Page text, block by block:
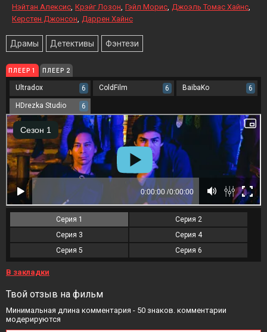
Нэйтан Алексис Крэйг Лозон Гэйл Морис Джоэль Томас Хайнс
Керстен Джонсон Даррен Хайнс
Драмы Детективы Фэнтези
ПЛЕЕР 1 ПЛЕЕР 2
Ultradox 6 ColdFilm 6 BaibaKo 6
HDrezka Studio 6
Серия 1
Серия 2
Серия 3
Серия 4
Серия 5
Серия 6
В закладки
Твой отзыв на фильм
Минимальная длина комментария - 50 знаков. комментарии
модерируются